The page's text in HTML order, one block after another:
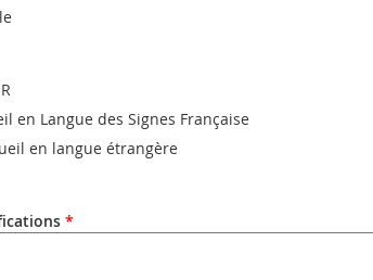
en Langue des Signes Française
en langue étrangère
*